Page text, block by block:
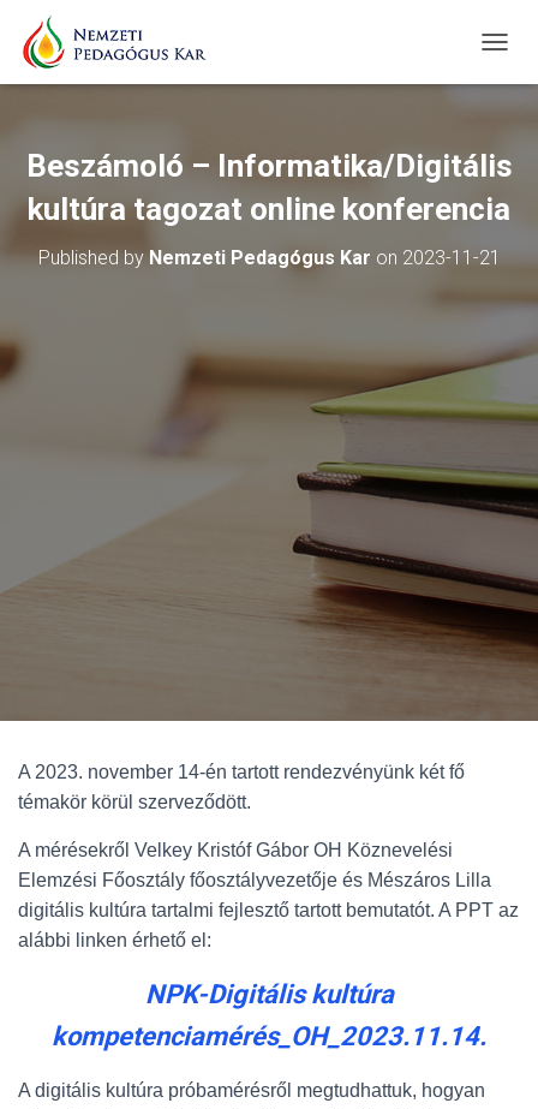
O
L
E
A
I
I
N
Beszámoló – Informatika/Digitális
kultúra tagozat online konferencia
Published byNemzeti Pedagógus Kar on 2023-11-21
A 2023. november 14-én tartott rendezvényünk két fő
témakör körül szerveződött.
A mérésekről Velkey Kristóf Gábor OH Köznevelési
Elemzési Főosztály főosztályvezetője és Mészáros Lilla
digitális kultúra tartalmi fejlesztő tartott bemutatót. A PPT az
alábbi linken érhető el:
NPK-Digitális kultúra
kompetenciamérés_OH_2023.11.14.
A digitális kultúra próbamérésről megtudhattuk, hogyan